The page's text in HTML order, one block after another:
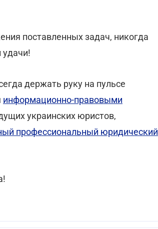
поставленных задач, никогда
удачи!
держать руку на пульсе
информационно-правовыми
украинских юристов,
профессиональный юридический